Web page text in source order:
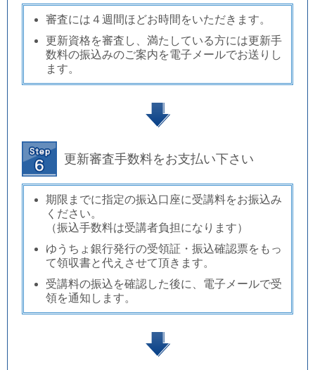
審査には４週間ほどお時間をいただきます。
更新資格を審査し、 満たしている方には更新手
数料の振込みのご案内を電子メールでお送りし
ます。
更新審査手数料をお支払い下さい
期限までに指定の振込口座に受講料をお振込み
ください。
（振込手数料は受講者負担になります）
ゆうちょ銀行発行の受領証・振込確認票をもっ
て領収書と代えさせて頂き ます。
受講料の振込を確認した後に、電子メールで受
領を通知します。